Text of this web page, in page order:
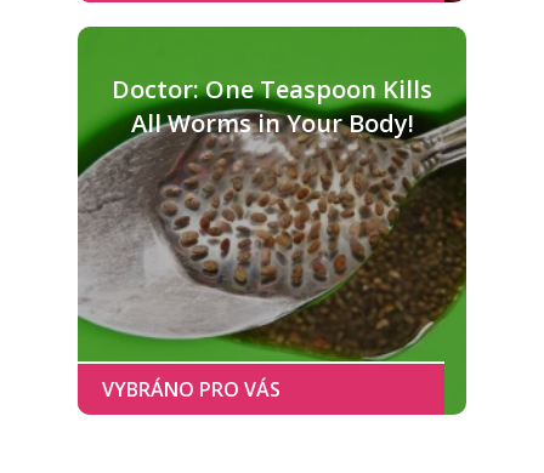
Doctor: One Teaspoon Kills
All Worms in Your Body!